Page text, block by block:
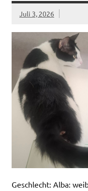
Juli 3, 2026
Geschlecht: Alba: